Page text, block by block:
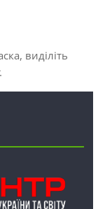
виділіть